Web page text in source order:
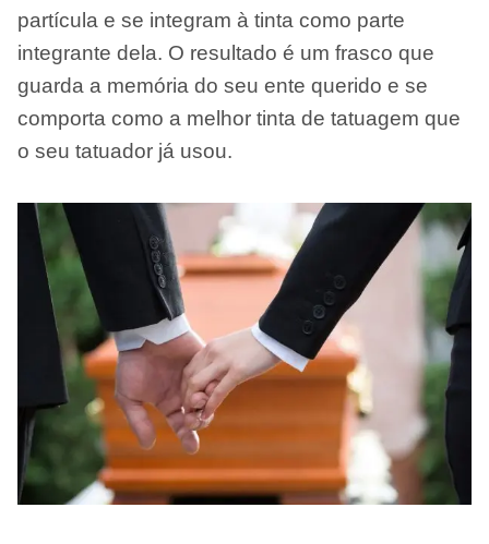
partícula e se integram à tinta como parte
integrante dela. O resultado é um frasco que
guarda a memória do seu ente querido e se
comporta como a melhor tinta de tatuagem que
o seu tatuador já usou.